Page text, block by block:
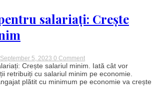
aceste
categorii
salariați: Crește
September 5, 2023 0 Commenton
Vești
bune
pentru
salariați:
Crește salariul minim. Iată cât vor
retribuiți cu salariul minim pe economie.
plătit cu minimum pe economie va crește